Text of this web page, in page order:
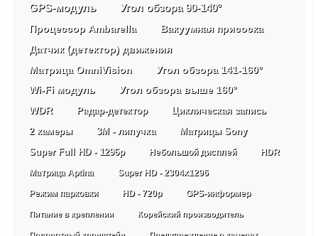
GPS-модуль
Угол обзора 90-140°
Процессор Ambarella
Вакуумная присоска
Датчик (детектор) движения
Матрица OmniVision
Угол обзора 141-160°
Wi-Fi модуль
Угол обзора выше 160°
WDR
Радар-детектор
Циклическая запись
2 камеры
3М - липучка Матрицы Sony
Super Full HD - 1296p Небольшой дисплей HDR
Матрица Aptina Super HD - 2304х1296
Режим парковки HD - 720p GPS-информер
Питание в креплении Корейский производитель